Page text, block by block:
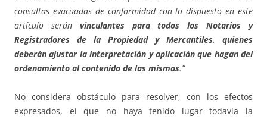
consultas evacuadas de conformidad con lo dispuesto en este
artículo serán vinculantes para todos los Notarios y
Registradores de la Propiedad y Mercantiles, quienes
deberán ajustar la interpretación y aplicación que hagan del
ordenamiento al contenido de las mismas.”
No considera obstáculo para resolver, con los efectos
expresados, el que no haya tenido lugar todavía la